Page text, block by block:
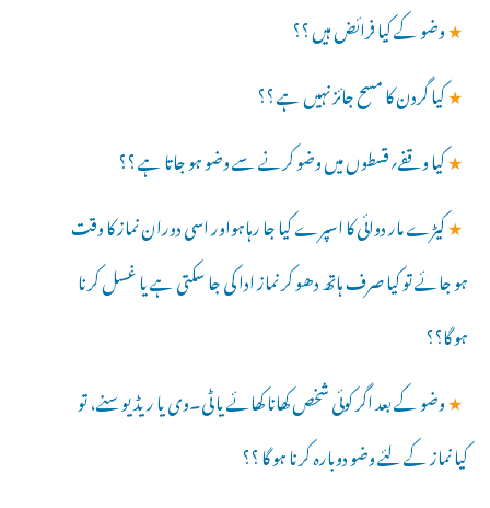
★وضو کے کیا فرائض ہیں ؟؟
★کیا گردن کا مسح جائز نہیں ہے ؟؟
★کیا وقفے؍قسطوں میں وضو کرنے سے وضو ہو جاتا ہے ؟؟
★کیڑے مار دوائی کا اسپرے کیا جا رہاہواور اسی دوران نماز کا وقت
ہو جائے تو کیا صرف ہاتھ دھو کر نماز ادا کی جا سکتی ہے یا غسل کرنا
ہو گا؟؟
★وضو کے بعد اگر کوئی شخص کھانا کھائے یا ٹی۔وی یا ریڈیو سنے، تو
کیا نماز کے لئے وضو دوبارہ کرنا ہو گا ؟؟